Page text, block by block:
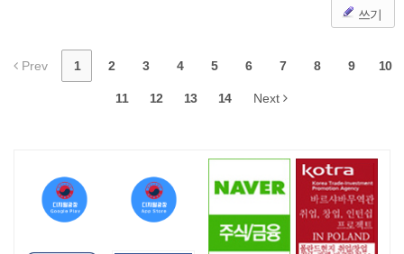
쓰기
Prev 1 2 3 4 5 6 7 8 9 10
11 12 13 14 Next